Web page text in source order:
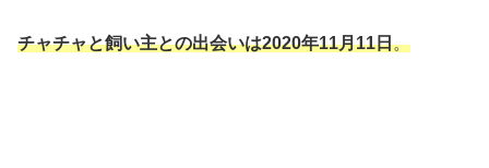
チャチャと飼い主との出会いは2020年11月11日。